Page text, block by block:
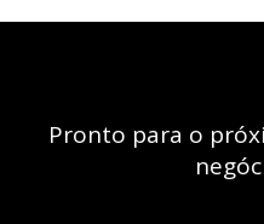
Pronto para o